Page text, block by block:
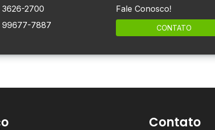
3626-2700
99677-7887
Fale Conosco!
CONTATO
Contato